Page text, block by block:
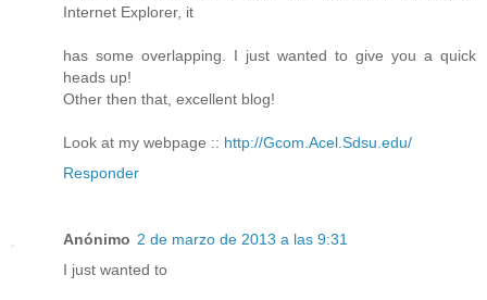
Internet Explorer, it
has some overlapping. I just wanted to give you a quick
heads up!
Other then that, excellent blog!
Look at my webpage :: http://Gcom.Acel.Sdsu.edu/
Responder
Anónimo 2 de marzo de 2013 a las 9:31
I just wanted to